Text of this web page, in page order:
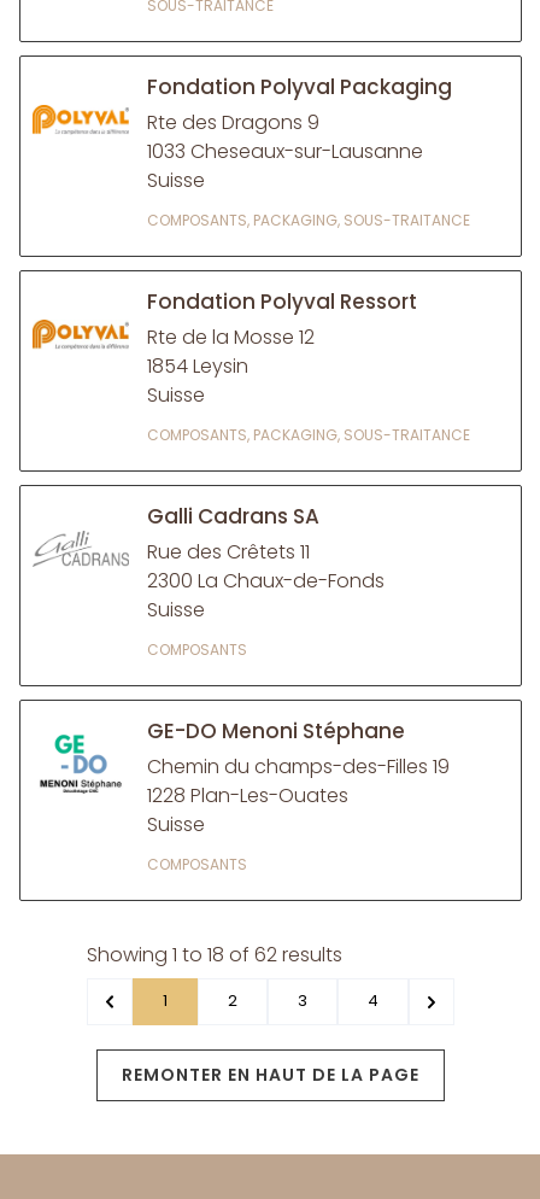
SOUS-TRAITANCE
Fondation Polyval Packaging
Rte des Dragons 9
1033 Cheseaux-sur-Lausanne
Suisse
COMPOSANTS, PACKAGING, SOUS-TRAITANCE
Fondation Polyval Ressort
Rte de la Mosse 12
1854 Leysin
Suisse
COMPOSANTS, PACKAGING, SOUS-TRAITANCE
Galli Cadrans SA
Rue des Crêtets 11
2300 La Chaux-de-Fonds
Suisse
COMPOSANTS
GE-DO Menoni Stéphane
Chemin du champs-des-Filles 19
1228 Plan-Les-Ouates
Suisse
COMPOSANTS
Showing 1 to 18 of 62results
1 2 3 4
REMONTER EN HAUT DE LA PAGE